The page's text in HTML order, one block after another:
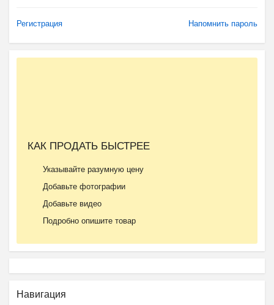
Регистрация Напомнить пароль
КАК ПРОДАТЬ БЫСТРЕЕ
Указывайте разумную цену
Добавьте фотографии
Добавьте видео
Подробно опишите товар
Навигация